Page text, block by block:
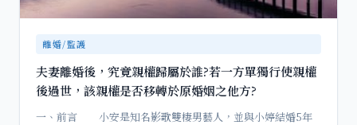
離婚/監護
夫妻離婚後，究竟親權歸屬於誰?若一方單獨行使親權
後過世，該親權是否移轉於原婚姻之他方?
一、前言 小安是知名影歌雙棲男藝人，並與小婷結婚5年